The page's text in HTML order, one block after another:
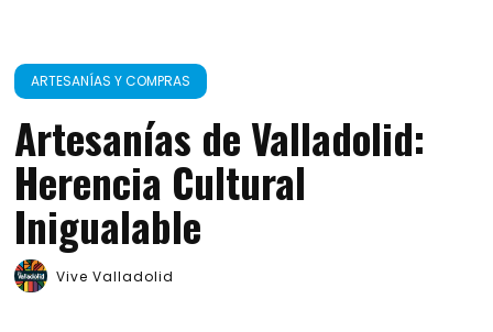
ARTESANÍAS Y COMPRAS
Artesanías de Valladolid:
Herencia Cultural
Inigualable
Vive Valladolid